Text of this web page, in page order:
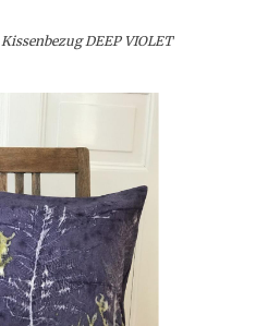
Kissenbezug DEEP VIOLET